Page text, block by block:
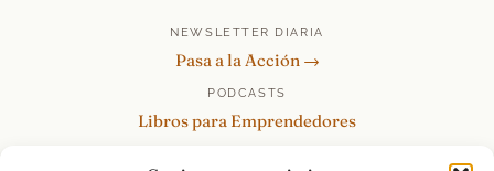
NEWSLETTER DIARIA
Pasa a la Acción →
PODCASTS
Libros para Emprendedores